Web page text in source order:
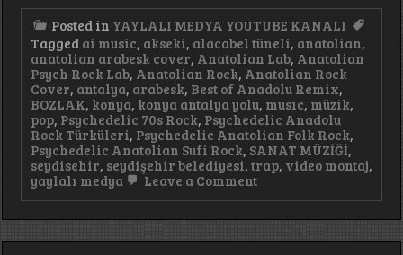
Posted in YAYLALI MEDYA YOUTUBE KANALI
Tagged ai music, akseki, alacabel tüneli, anatolian,
anatolian arabesk cover, Anatolian Lab, Anatolian
Psych Rock Lab, Anatolian Rock, Anatolian Rock
Cover, antalya, arabesk, Best of Anadolu Remix,
BOZLAK, konya, konya antalya yolu, musıc, müzik,
pop, Psychedelic 70s Rock, Psychedelic Anadolu
Rock Türküleri, Psychedelic Anatolian Folk Rock,
Psychedelic Anatolian Sufi Rock, SANAT MÜZİĞİ,
seydisehir, seydişehir belediyesi, trap, video montaj,
yaylalı medya
Leave a Commenton
#trap
#arabic